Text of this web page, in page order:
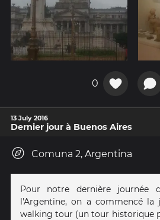
0
13 July 2016
Dernier jour à Buenos Aires
Comuna 2, Argentina
Pour notre dernière journée
l'Argentine, on a commencé la
walking tour (un tour historique